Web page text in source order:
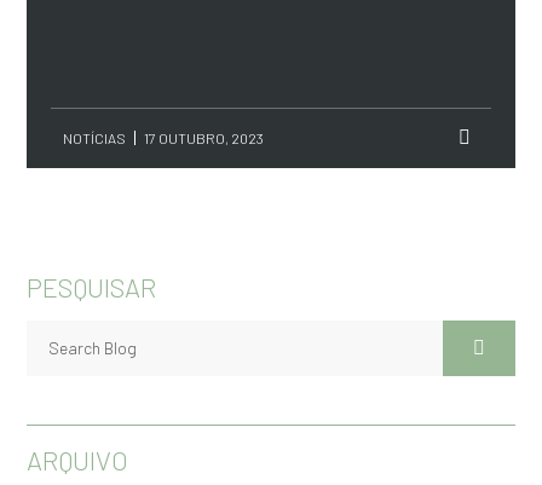
NOTÍCIAS 17 OUTUBRO, 2023
PESQUISAR
ARQUIVO